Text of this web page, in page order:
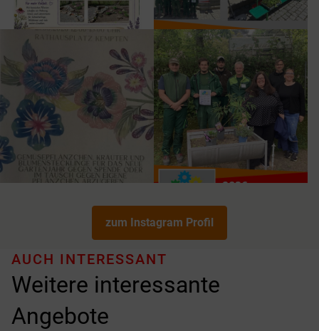
zum Instagram Profil
Weitere interessante
Angebote
AUCH INTERESSANT